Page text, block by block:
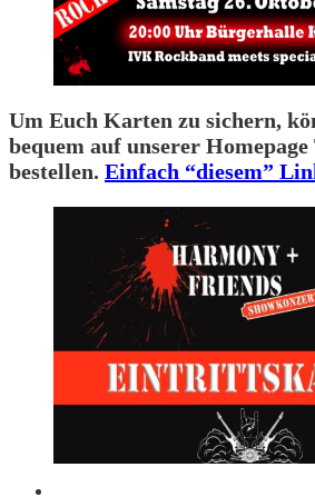
Um Euch Karten zu sichern,
bequem auf unserer
bestellen. Einfach “diesem”